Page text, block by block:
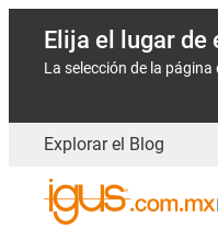
Elija el lugar de
La selección de la
Explorar el Blog